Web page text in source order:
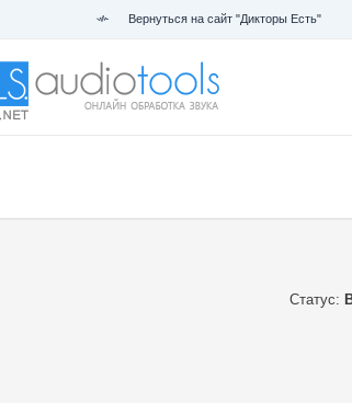
Вернуться на сайт "Дикторы Есть"
Статус: